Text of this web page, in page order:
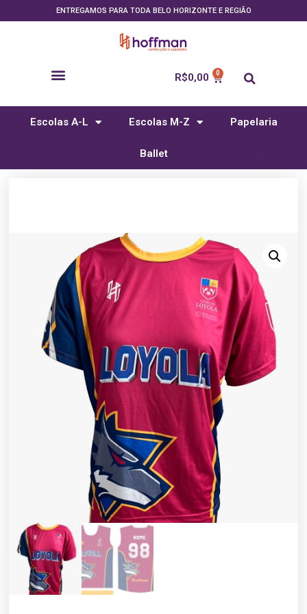
ENTREGAMOS PARA TODA BELO HORIZONTE E REGIÃO
R$0,00
Escolas A-L Escolas M-Z Papelaria
Ballet